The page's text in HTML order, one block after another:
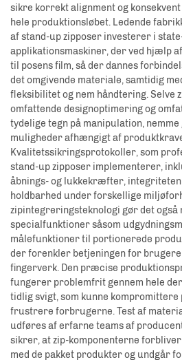
sikre korrekt alignment og
hele produktionsløbet. Ledende
af stand-up zipposer investerer i
applikationsmaskiner, der ved hjælp
til posens film, så der dannes
det omgivende materiale, samtidig
fleksibilitet og nem håndtering. Selve
omfattende designoptimering og
tydelige tegn på manipulation,
muligheder afhængigt af
Kvalitetssikringsprotokoller, som
stand-up zipposer implementerer,
åbnings- og lukkekræfter,
holdbarhed under forskellige
zipintegreringsteknologi gør det
specialfunktioner såsom
målefunktioner til portionerede
der forenkler betjeningen for
fingerverk. Den præcise
fungerer problemfrit gennem hele
tidlig svigt, som kunne
frustrere forbrugerne. Test af
udføres af erfarne teams af
sikrer, at zip-komponenterne
med de pakket produkter og undgår